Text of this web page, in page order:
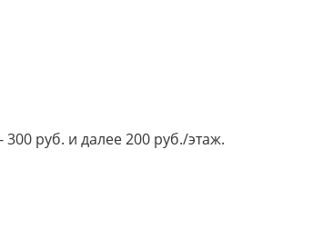
руб. и далее 200 руб./этаж.